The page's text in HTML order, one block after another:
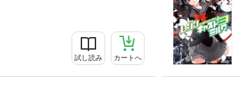
試し読み カートへ